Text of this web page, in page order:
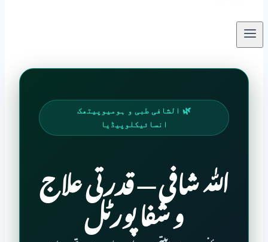
🌿 الشافی طبی و ہومیوپیتھک
انسائیکلوپیڈیا
الـلّٰـہ شـافـی — قدرتی علاج
و شفا پورٹل